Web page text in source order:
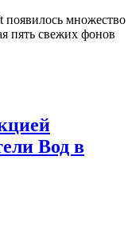
появилось множество
пять свежих фонов
Вод в